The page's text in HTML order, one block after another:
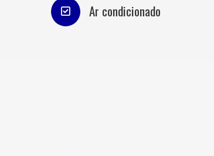
Ar condicionado